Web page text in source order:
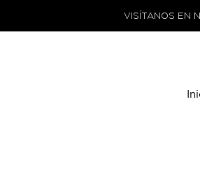
VISÍTANOS EN